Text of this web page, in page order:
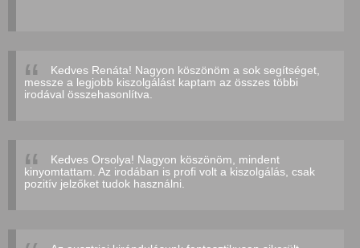
Kedves Renáta! Nagyon köszönöm a sok segítséget,
messze a legjobb kiszolgálást kaptam az összes többi
irodával összehasonlítva.
Kedves Orsolya! Nagyon köszönöm, mindent
kinyomtattam. Az irodában is profi volt a kiszolgálás, csak
pozitív jelzőket tudok használni.